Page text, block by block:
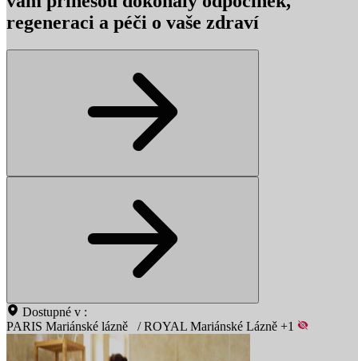
regeneraci a péči o vaše zdraví
Dostupné v :
PARIS Mariánské lázně
/ ROYAL Mariánské Lázně +1